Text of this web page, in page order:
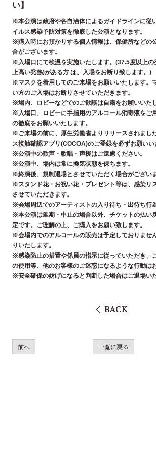
い】
※本公演は政府や各自治体によるガイドラインに従
イルス感染予防対策を徹底した公演となります。
※購入時にお預かりする個人情報は、保健所などの
合がございます。
※入場口にて検温を実施いたします。(37.5度以上の
上高い発熱)がある方 は、入場をお断り致します。)
※マスクを着用してのご来場をお願いいたします。
い方のご入場はお断りさせていただきます。
※場内、ロビーなどでのご歓談は⾃粛をお願いいたし
※⼊場⼝、ロビーに⼿指⽤のアルコール消毒液をご
の徹底をお願いいたします。
※ご来場の前に、厚生労働省よりリリースされまし
ス接触確認アプリ(COCOA)のご登録を必ずお願いい
※公演中の歓声・歌唱・声援はご遠慮ください。
※公演中、場内は常に換気状態を保ちます。
※終演後、規制退場とさせていただく場合がございま
※スタンド花・お祝い花・プレゼント等は、感染リ
させていただきます。
※会場周辺でのアーティストの入り待ち・出待ち行
※本公演は延期・中止の場合以外、チケットの払い
定です。ご理解の上、ご購入をお願い致します。
※会場内でのアルコールの販売は予定しておりませ
りいたします。
※感染防止の措置や係員の指示に従っていただき、
の使用等、他のお客様のご迷惑になるような行動は
※安全確保の妨げになると判断した場合はご退場い
BACK
前へ 一覧に戻る